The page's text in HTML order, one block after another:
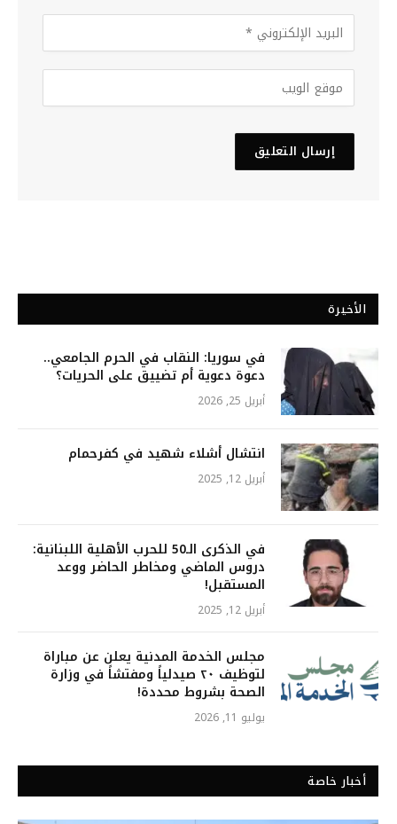
الأخيرة
في سوريا: النقاب في الحرم الجامعي..
دعوة دعوية أم تضييق على الحريات؟
أبريل 25, 2026
انتشال أشلاء شهيد في كفرحمام
أبريل 12, 2025
في الذكرى الـ50 للحرب الأهلية اللبنانية:
دروس الماضي ومخاطر الحاضر ووعد
المستقبل!
أبريل 12, 2025
مجلس الخدمة المدنية يعلن عن مباراة
لتوظيف ٢٠ صيدلياً ومفتشاً في وزارة
الصحة بشروط محددة!
يوليو 11, 2026
أخبار خاصة